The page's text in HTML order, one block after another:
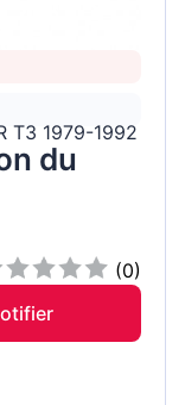
T3 1979-1992
du
(0)